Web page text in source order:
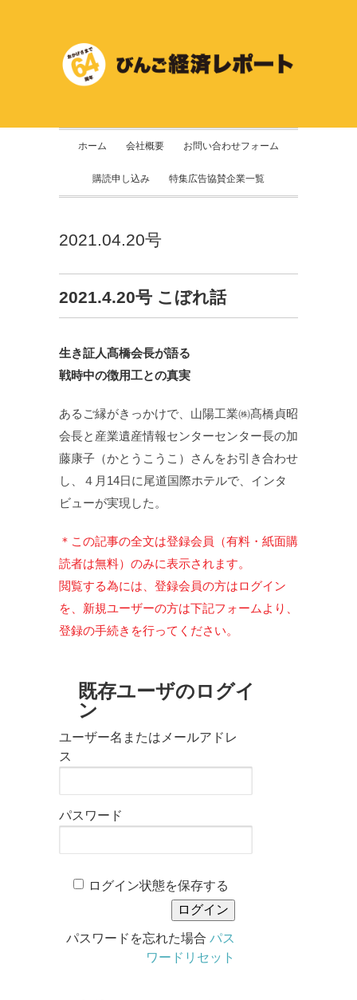
ホーム 会社概要 お問い合わせフォーム
購読申し込み 特集広告協賛企業一覧
2021.04.20号
2021.4.20号 こぼれ話
生き証人髙橋会長が語る
戦時中の徴用工との真実
あるご縁がきっかけで、山陽工業㈱髙橋貞昭
会長と産業遺産情報センターセンター長の加
藤康子（かとうこうこ）さんをお引き合わせ
し、４月14日に尾道国際ホテルで、インタ
ビューが実現した。
＊この記事の全文は登録会員（有料・紙面購
読者は無料）のみに表示されます。
閲覧する為には、登録会員の方はログイン
を、新規ユーザーの方は下記フォームより、
登録の手続きを行ってください。
既存ユーザのログイ
ン
ユーザー名またはメールアドレ
ス
パスワード
ログイン状態を保存する
パスワードを忘れた場合 パス
ワードリセット